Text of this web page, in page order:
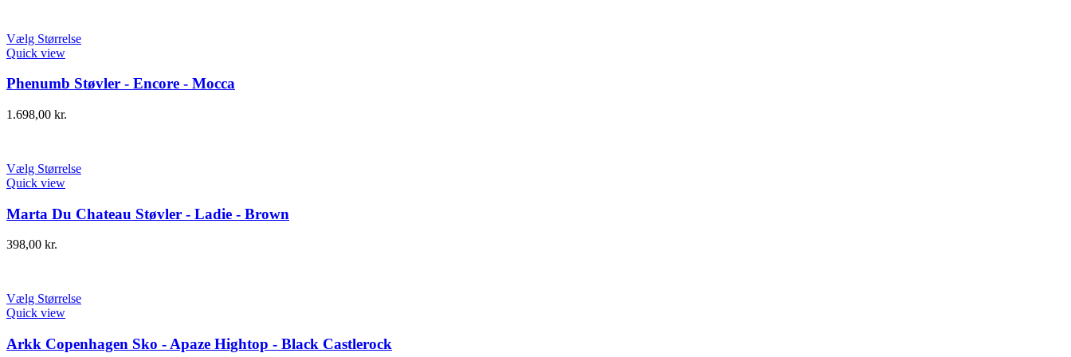
Vælg Størrelse
Quick view
Phenumb Støvler - Encore - Mocca
1.698,00 kr.
Vælg Størrelse
Quick view
Marta Du Chateau Støvler - Ladie - Brown
398,00 kr.
Vælg Størrelse
Quick view
Arkk Copenhagen Sko - Apaze Hightop - Black Castlerock